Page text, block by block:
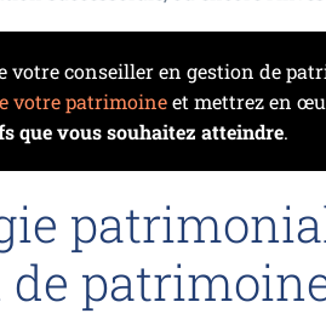
votre conseiller en gestion de
votre patrimoineet mettrez en
que vous souhaitez atteindre.